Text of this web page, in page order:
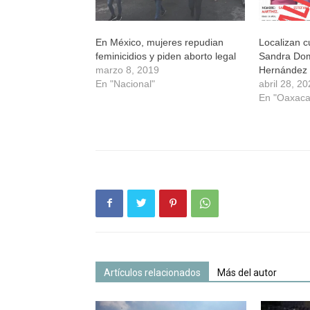
En México, mujeres repudian
feminicidios y piden aborto legal
marzo 8, 2019
En "Nacional"
Localizan
Sandra
Hernández
abril 28,
En
Artículos relacionados Más del autor